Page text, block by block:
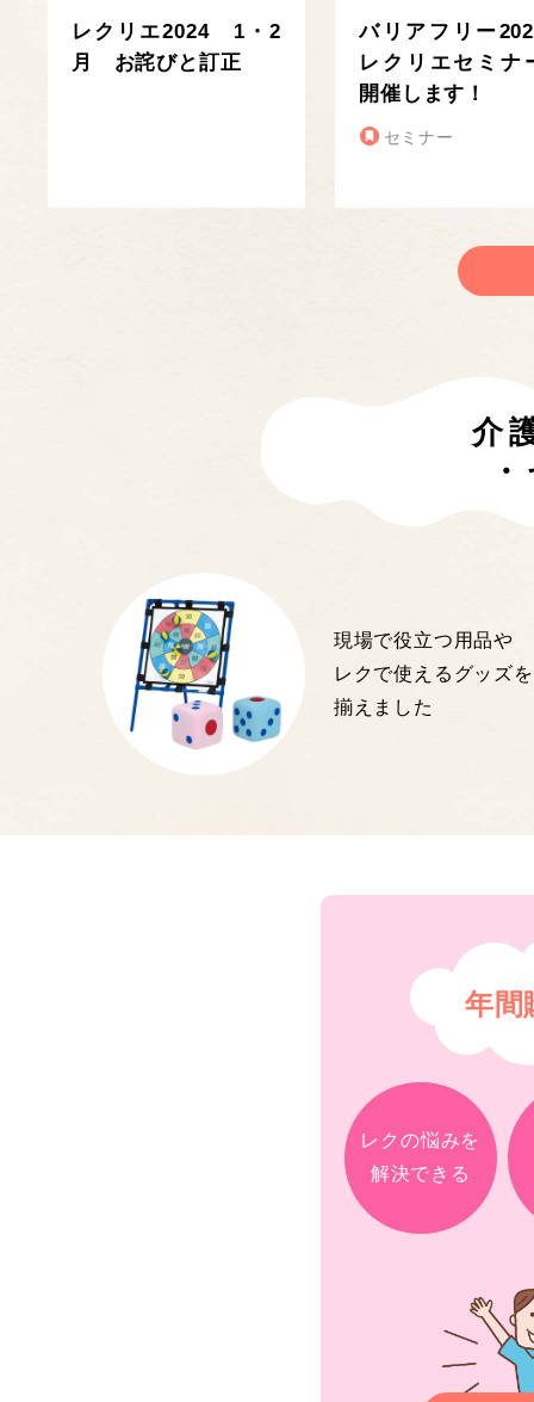
レクリエ2024 1・2
月 お詫びと訂正
バリアフリー
レクリエセミナ
開催します！
セミナー
介
現場で役立つ用品や
レクで使えるグッズを
揃えました
年間
レクの悩みを
解決できる